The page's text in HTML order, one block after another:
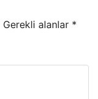
Gerekli alanlar *